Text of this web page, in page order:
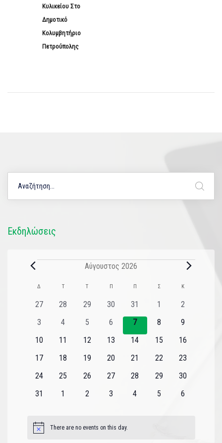
Κυλικείου Στο
Δημοτικό
Κολυμβητήριο
Πετρούπολης
Εκδηλώσεις
Αύγουστος 2026
Ημερολόγιο
του
Εκδηλώσεις
Δ Τ Τ Π Π Σ Κ
0
27
0
28
0
29
0
εκδηλώσεις
30
0
εκδηλώσεις
31
01
0
2
0
3
0
4
0
εκδηλώσεις
5
0
εκδηλώσεις
6
0
εκδηλώσεις
7
0
8
0
9
0
10
0
11
0
12
0
13
0
14
0
15
0
16
0
17
0
18
0
19
0
20
0
21
0
22
0
23
0
24
0
25
0
26
0
27
0
28
0
29
0
30
0
31
0
1
0
2
0
3
0
4
0
5
0
6
Notice There are no events on this day.